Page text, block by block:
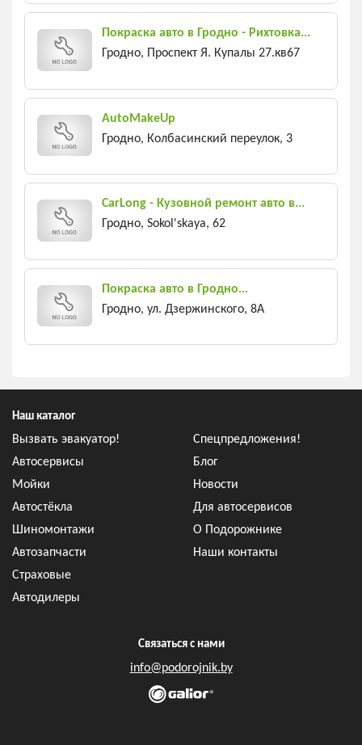
Покраска авто в Гродно - Рихтовка...
Гродно, Проспект Я. Купалы 27.кв67
AutoMakeUp
Гродно, Колбасинский переулок, 3
CarLong - Кузовной ремонт авто в...
Гродно, Sokol'skaya, 62
Покраска авто в Гродно...
Гродно, ул. Дзержинского, 8А
Наш каталог
Вызвать эвакуатор!
Автосервисы
Мойки
Автостёкла
Шиномонтажи
Автозапчасти
Страховые
Автодилеры
Спецпредложения!
Блог
Новости
Для автосервисов
О Подорожнике
Наши контакты
Связаться с нами
info@podorojnik.by